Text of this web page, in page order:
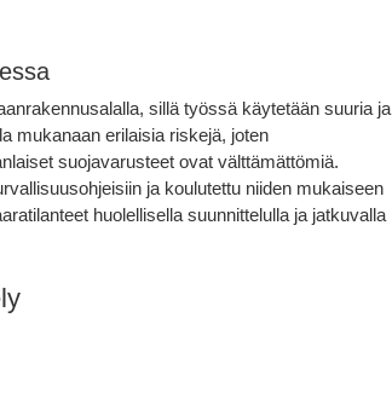
sillä työssä käytetään suuria ja
mukanaan erilaisia riskejä, joten
suojavarusteet ovat välttämättömiä.
ja koulutettu niiden mukaiseen
huolellisella suunnittelulla ja jatkuvalla